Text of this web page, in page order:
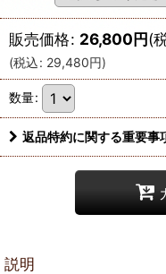
販売価格: 26,800円(
(税込: 29,480円)
数量:
返品特約に関する重要事
説明